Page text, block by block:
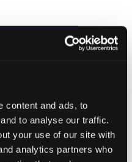
content and ads, to
to analyse our traffic.
your use of our site with
analytics partners who
176 cm